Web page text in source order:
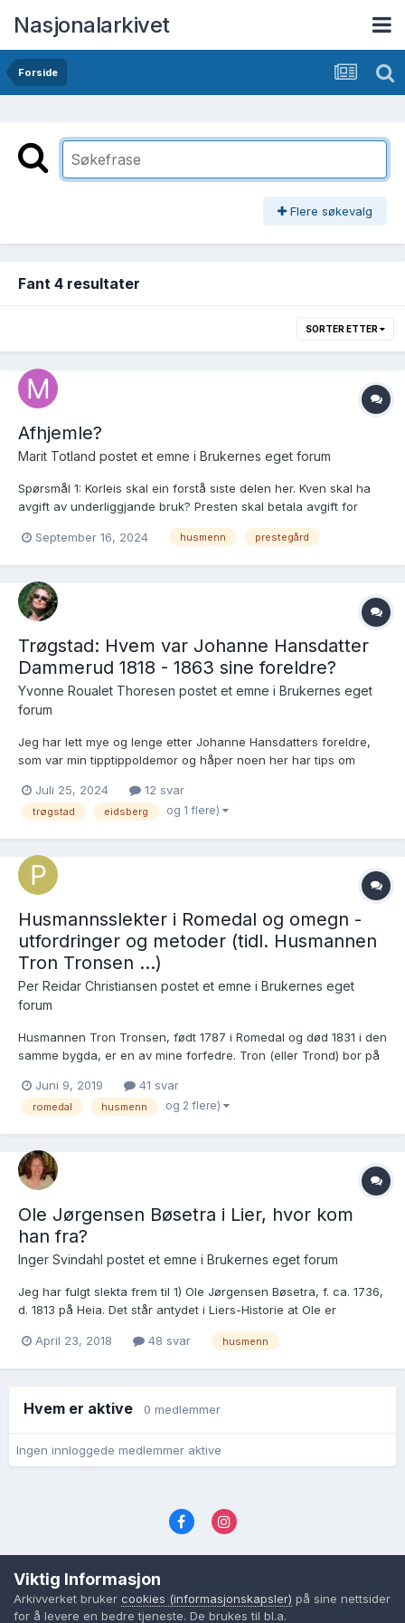
Nasjonalarkivet
Forside
Flere søkevalg
Fant 4 resultater
SORTER ETTER
Afhjemle?
Marit Totland postet et emne i Brukernes eget forum
Spørsmål 1: Korleis skal ein forstå siste delen her. Kven skal ha
avgift av underliggjande bruk? Presten skal betala avgift for
under Skammanes, er det dette siste setning handlar om, og
September 16, 2024 husmenn prestegård
Trøgstad: Hvem var Johanne Hansdatter
Dammerud 1818 - 1863 sine foreldre?
Yvonne Roualet Thoresen postet et emne i Brukernes eget
forum
Jeg har lett mye og lenge etter Johanne Hansdatters foreldre,
som var min tipptippoldemor og håper noen her har tips om
etterkommerne. Jeg blir veldig glad for både tips til metode
og/eller konkrete funn 🤩Jeg har for eksempel forsøkt meg på
Juli 25, 2024 12 svar
trøgstad eidsberg og 1 flere)
Husmannsslekter i Romedal og omegn -
utfordringer og metoder (tidl. Husmannen
Tron Tronsen ...)
Per Reidar Christiansen postet et emne i Brukernes eget
forum
Husmannen Tron Tronsen, født 1787 i Romedal og død 1831 i den
samme bygda, er en av mine forfedre. Tron (eller Trond) bor på
Hansdatter fra Melby. Sammen får de barna Hans, f 14.1 1815,
Tolline, f 11.9 1817, Engebret, f 15.4 1820, Kristian, f 2...
Juni 9, 2019 41 svar
romedal husmenn og 2 flere)
Ole Jørgensen Bøsetra i Lier, hvor kom
han fra?
Inger Svindahl postet et emne i Brukernes eget forum
Jeg har fulgt slekta frem til 1) Ole Jørgensen Bøsetra, f. ca. 1736,
d. 1813 på Heia. Det står antydet i Liers-Historie at Ole er
hans far, men jeg hat lett og lett uten å finne noe dokumentasjon
April 23, 2018 48 svar husmenn
Hvem er aktive 0 medlemmer
Ingen innloggede medlemmer aktive
Cookies (informasjonskapsler)
Powered by Invision Community
Viktig Informasjon
Arkivverket bruker cookies (informasjonskapsler) på sine nettsider
for å levere en bedre tjeneste. De brukes til bl.a.